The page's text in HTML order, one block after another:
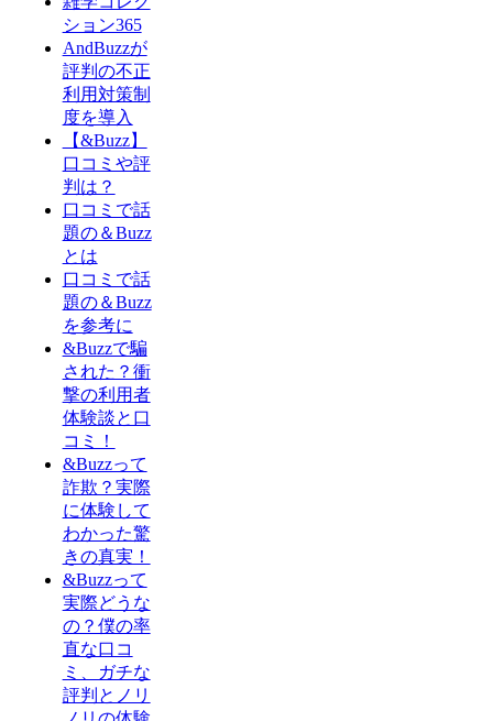
ション365
AndBuzzが
評判の不正
利用対策制
度を導入
【&Buzz】
口コミや評
判は？
口コミで話
題の＆Buzz
とは
口コミで話
題の＆Buzz
を参考に
&Buzzで騙
された？衝
撃の利用者
体験談と口
コミ！
&Buzzって
詐欺？実際
に体験して
わかった驚
きの真実！
&Buzzって
実際どうな
の？僕の率
直な口コ
ミ、ガチな
評判とノリ